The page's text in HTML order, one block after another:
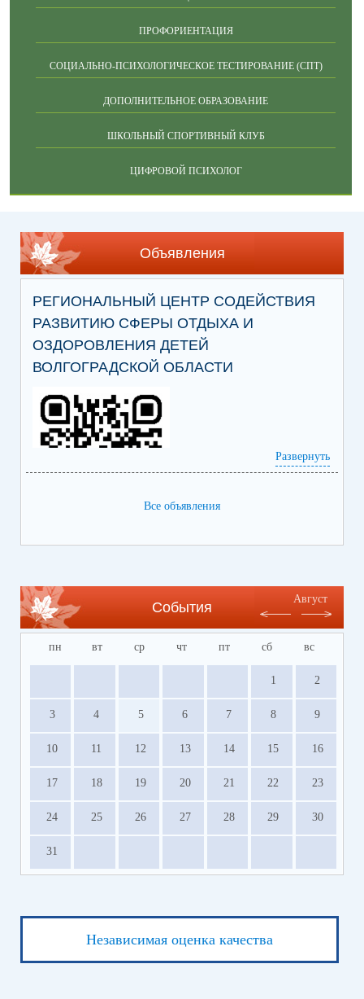
ПРОФОРИЕНТАЦИЯ
СОЦИАЛЬНО-ПСИХОЛОГИЧЕСКОЕ ТЕСТИРОВАНИЕ (СПТ)
ДОПОЛНИТЕЛЬНОЕ ОБРАЗОВАНИЕ
ШКОЛЬНЫЙ СПОРТИВНЫЙ КЛУБ
ЦИФРОВОЙ ПСИХОЛОГ
Объявления
РЕГИОНАЛЬНЫЙ ЦЕНТР СОДЕЙСТВИЯ
РАЗВИТИЮ СФЕРЫ ОТДЫХА И
ОЗДОРОВЛЕНИЯ ДЕТЕЙ
ВОЛГОГРАДСКОЙ ОБЛАСТИ
содействия развитию сферы отдыха и
https://centrleto.ru
Развернуть
Все объявления
События
Август
пн вт ср чт пт сб вс
1 2
3 4 5 6 7 8 9
10 11 12 13 14 15 16
17 18 19 20 21 22 23
24 25 26 27 28 29 30
31
Независимая оценка качества